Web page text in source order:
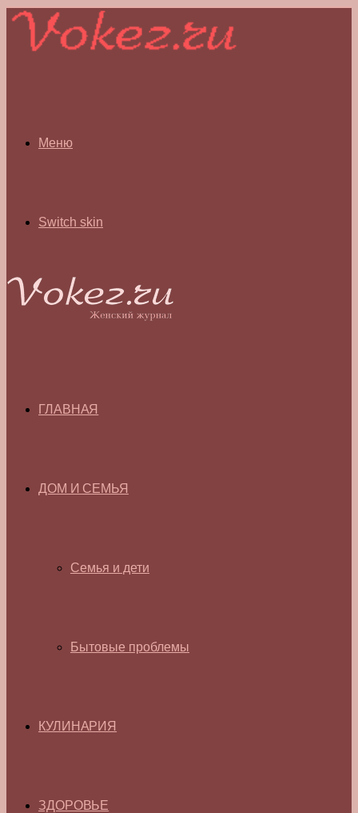
Меню
Switch skin
ГЛАВНАЯ
ДОМ И СЕМЬЯ
Семья и дети
Бытовые проблемы
КУЛИНАРИЯ
ЗДОРОВЬЕ